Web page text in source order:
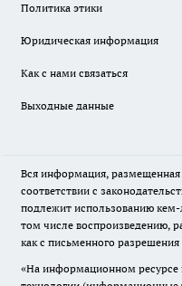
Политика этики
Юридическая информация
Как с нами связаться
Выходные данные
Вся информация, размещенная
соответствии с
подлежит использованию
том числе воспроизведению,
как с письменного разрешения
«На информационном ресурсе